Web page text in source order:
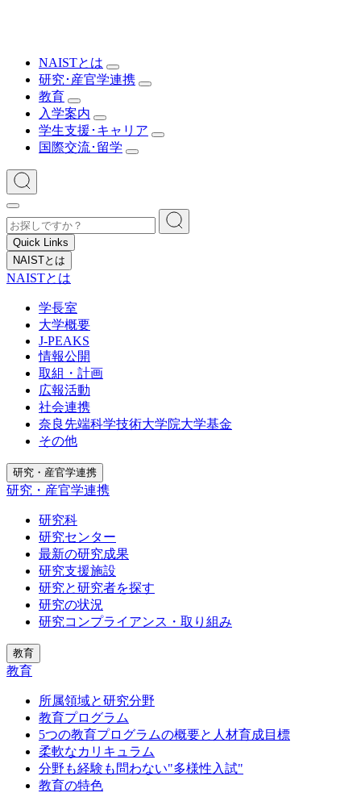
NAISTとは
研究･産官学連携
教育
入学案内
学生支援･キャリア
国際交流･留学
Quick Links
NAISTとは
NAISTとは
学長室
大学概要
J-PEAKS
情報公開
取組・計画
広報活動
社会連携
奈良先端科学技術大学院大学基金
その他
研究・産官学連携
研究・産官学連携
研究科
研究センター
最新の研究成果
研究支援施設
研究と研究者を探す
研究の状況
研究コンプライアンス・取り組み
教育
教育
所属領域と研究分野
教育プログラム
5つの教育プログラムの概要と人材育成目標
柔軟なカリキュラム
分野も経験も問わない"多様性入試"
教育の特色